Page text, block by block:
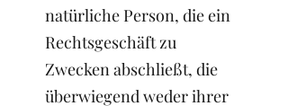
natürliche Person, die ein
Rechtsgeschäft zu
Zwecken abschließt, die
überwiegend weder ihrer